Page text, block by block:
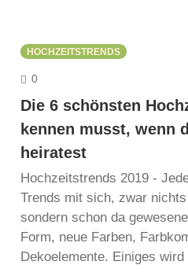
HOCHZEITSTRENDS
0COMMENTS
Die 6 schönsten
kennen musst, wenn
heiratest
Hochzeitstrends 2019 -
Trends mit sich, zwar
sondern schon da
Form, neue Farben,
Dekoelemente. Einiges